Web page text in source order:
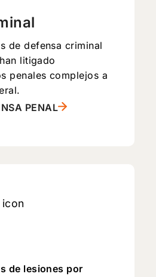
de defensa criminal
litigado
penales complejos a
PENAL
de lesiones por